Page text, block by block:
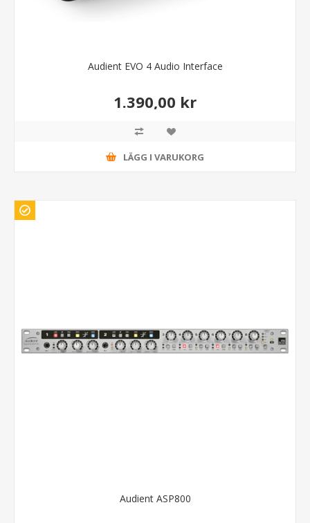
Audient EVO 4 Audio Interface
1.390,00 kr
LÄGG I VARUKORG
Audient ASP800